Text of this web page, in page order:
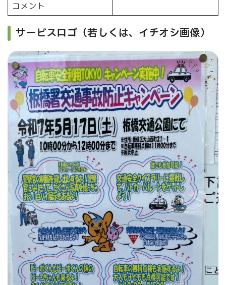
コメント
サービスロゴ（若しくは、イチオシ画像）